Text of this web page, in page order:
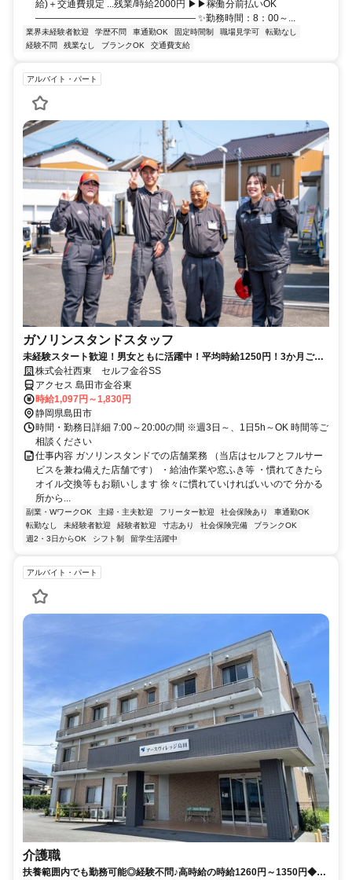
給)＋交通費規定 ...残業/時給2000円 ▶▶稼働分前払いOK
――――――――――――――――― ✨勤務時間：8：00～...
業界未経験者歓迎 学歴不問 車通勤OK 固定時間制 職場見学可
転勤なし
経験不問
残業なし ブランクOK 交通費支給
アルバイト・パート
ガソリンスタンドスタッフ
未経験スタート歓迎！男女ともに活躍中！平均時給1250円！3か月ごと
の昇給制度あり♪
株式会社西東 セルフ金谷SS
アクセス 島田市金谷東
時給1,097円～1,830円
静岡県島田市
時間・勤務日詳細 7:00～20:00の間 ※週3日～、1日5h～OK 時間等ご
相談ください
仕事内容 ガソリンスタンドでの店舗業務 （当店はセルフとフルサー
ビスを兼ね備えた店舗です） ・給油作業や窓ふき等 ・慣れてきたら
オイル交換等もお願いします 徐々に慣れていければいいので 分かる
所から...
副業・WワークOK 主婦・主夫歓迎 フリーター歓迎 社会保険あり
車通勤OK
転勤なし
未経験者歓迎 経験者歓迎 寸志あり 社会保険完備
ブランクOK
週2・3日からOK
シフト制 留学生活躍中
アルバイト・パート
介護職
扶養範囲内でも勤務可能◎経験不問♪高時給の時給1260円～1350円◆週